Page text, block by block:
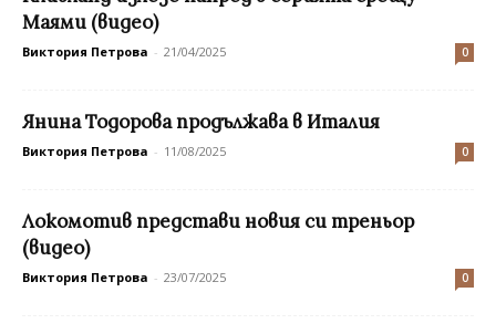
Маями (видео)
Виктория Петрова - 21/04/2025 0
Янина Тодорова продължава в Италия
Виктория Петрова - 11/08/2025 0
Локомотив представи новия си треньор
(видео)
Виктория Петрова - 23/07/2025 0